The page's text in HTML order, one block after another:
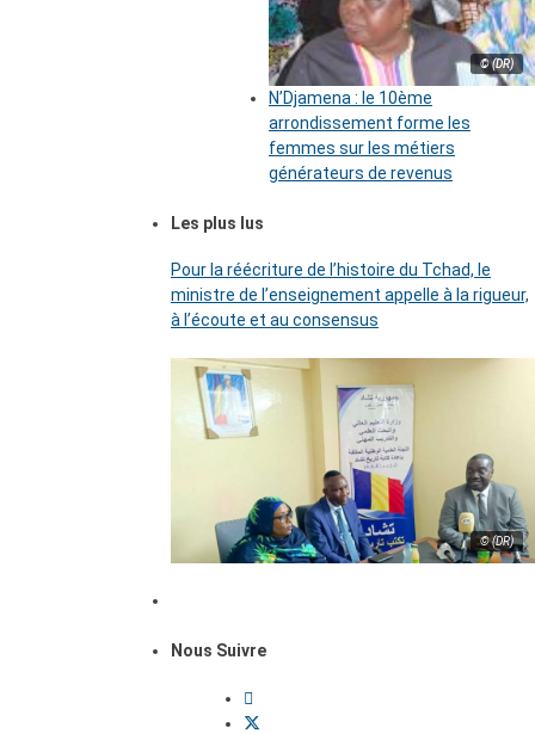
© (DR)
N’Djamena : le 10ème
arrondissement forme les
femmes sur les métiers
générateurs de revenus
Les plus lus
Pour la réécriture de l’histoire du Tchad, le
ministre de l’enseignement appelle à la rigueur,
à l’écoute et au consensus
© (DR)
Nous Suivre